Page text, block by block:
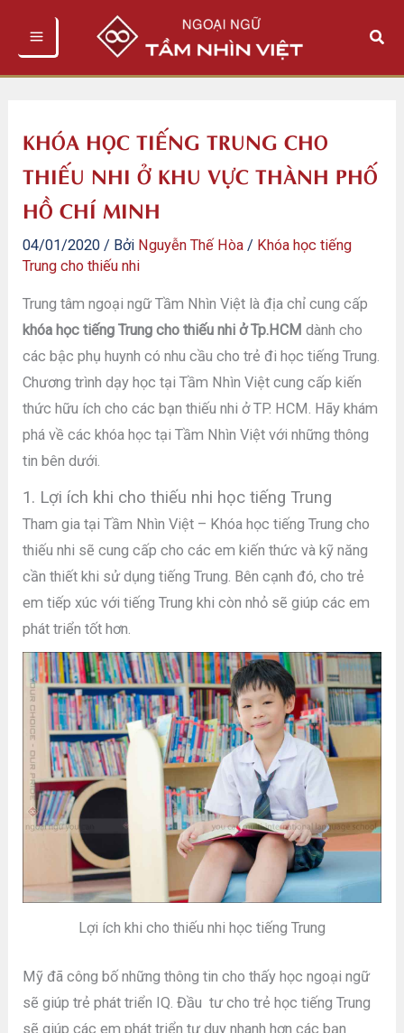
Tìm
KHÓA HỌC TIẾNG TRUNG CHO
THIẾU NHI Ở KHU VỰC THÀNH PHỐ
HỒ CHÍ MINH
04/01/2020 / Bởi Nguyễn Thế Hòa / Khóa học tiếng
Trung cho thiếu nhi
Trung tâm ngoại ngữ Tầm Nhìn Việt là địa chỉ cung cấp
khóa học tiếng Trung cho thiếu nhi ở Tp.HCM dành cho
các bậc phụ huynh có nhu cầu cho trẻ đi học tiếng Trung.
Chương trình dạy học tại Tầm Nhìn Việt cung cấp kiến
thức hữu ích cho các bạn thiếu nhi ở TP. HCM. Hãy khám
phá về các khóa học tại Tầm Nhìn Việt với những thông
tin bên dưới.
1. Lợi ích khi cho thiếu nhi học tiếng Trung
Tham gia tại Tầm Nhìn Việt – Khóa học tiếng Trung cho
thiếu nhi sẽ cung cấp cho các em kiến thức và kỹ năng
cần thiết khi sử dụng tiếng Trung. Bên cạnh đó, cho trẻ
em tiếp xúc với tiếng Trung khi còn nhỏ sẽ giúp các em
phát triển tốt hơn.
Lợi ích khi cho thiếu nhi học tiếng Trung
Mỹ đã công bố những thông tin cho thấy học ngoại ngữ
sẽ giúp trẻ phát triển IQ. Đầu tư cho trẻ học tiếng Trung
sẽ giúp các em phát triển tư duy nhanh hơn các bạn